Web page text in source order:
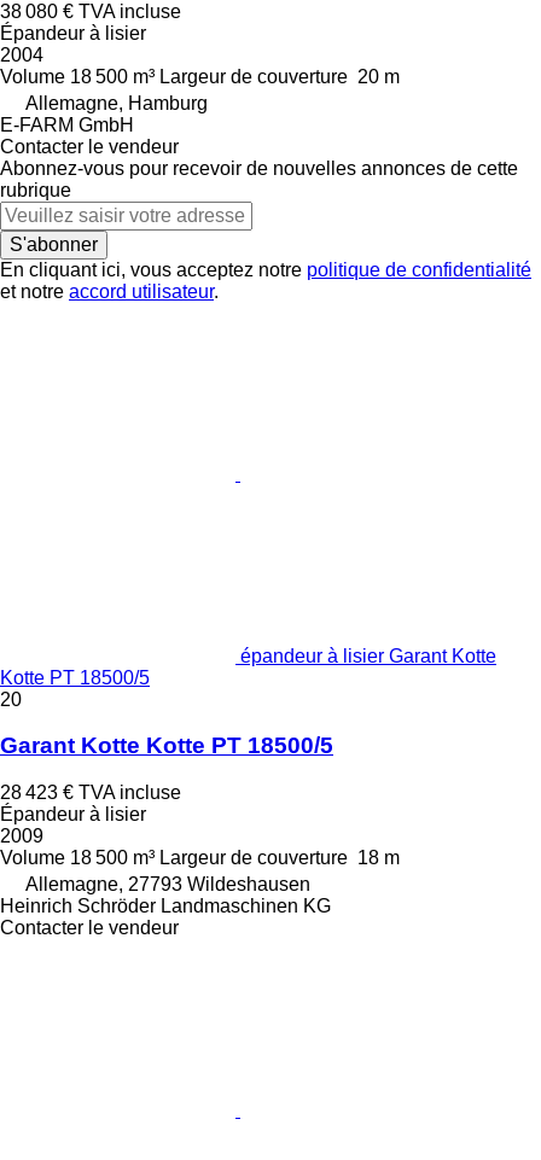
38 080 € TVA incluse
Épandeur à lisier
2004
Volume 18 500 m³ Largeur de couverture 20 m
Allemagne, Hamburg
E-FARM GmbH
Contacter le vendeur
Abonnez-vous pour recevoir de nouvelles annonces de cette
rubrique
S'abonner
En cliquant ici, vous acceptez notre politique de confidentialité
et notre accord utilisateur.
épandeur à lisier Garant Kotte
Kotte PT 18500/5
20
Garant Kotte Kotte PT 18500/5
28 423 € TVA incluse
Épandeur à lisier
2009
Volume 18 500 m³ Largeur de couverture 18 m
Allemagne, 27793 Wildeshausen
Heinrich Schröder Landmaschinen KG
Contacter le vendeur